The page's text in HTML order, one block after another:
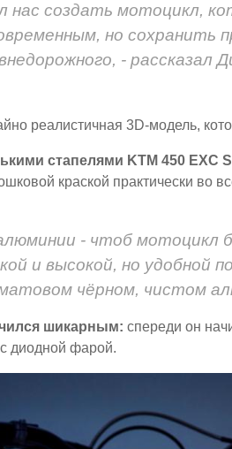
нас создать мотоцикл,
но сохранить
- рассказал
реалистичная 3D-модель,
стапелями KTM 450 EXC
краской практически во
- чтоб мотоцикл
и высокой, но удобной
чёрном, чистом
шикарным: спереди он
диодной фарой.